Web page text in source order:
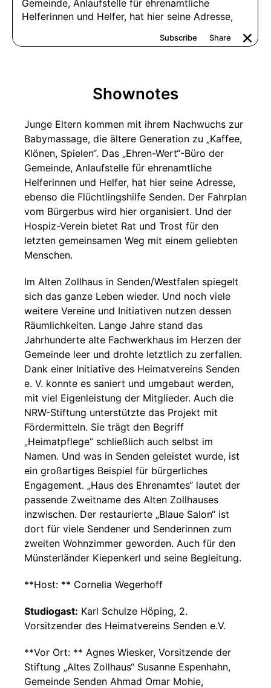
Shownotes
Junge Eltern kommen mit ihrem Nachwuchs zur
Babymassage, die ältere Generation zu „Kaffee,
Klönen, Spielen“. Das „Ehren-Wert“-Büro der
Gemeinde, Anlaufstelle für ehrenamtliche
Helferinnen und Helfer, hat hier seine Adresse,
ebenso die Flüchtlingshilfe Senden. Der Fahrplan
vom Bürgerbus wird hier organisiert. Und der
Hospiz-Verein bietet Rat und Trost für den
letzten gemeinsamen Weg mit einem geliebten
Menschen.
Im Alten Zollhaus in Senden/Westfalen spiegelt
sich das ganze Leben wieder. Und noch viele
weitere Vereine und Initiativen nutzen dessen
Räumlichkeiten. Lange Jahre stand das
Jahrhunderte alte Fachwerkhaus im Herzen der
Gemeinde leer und drohte letztlich zu zerfallen.
Dank einer Initiative des Heimatvereins Senden
e. V. konnte es saniert und umgebaut werden,
mit viel Eigenleistung der Mitglieder. Auch die
NRW-Stiftung unterstützte das Projekt mit
Fördermitteln. Sie trägt den Begriff
„Heimatpflege“ schließlich auch selbst im
Namen. Und was in Senden geleistet wurde, ist
ein großartiges Beispiel für bürgerliches
Engagement. „Haus des Ehrenamtes“ lautet der
passende Zweitname des Alten Zollhauses
inzwischen. Der restaurierte „Blaue Salon“ ist
dort für viele Sendener und Senderinnen zum
zweiten Wohnzimmer geworden. Auch für den
Münsterländer Kiepenkerl und seine Begleitung.
**Host: ** Cornelia Wegerhoff
Studiogast: Karl Schulze Höping, 2.
Vorsitzender des Heimatvereins Senden e.V.
**Vor Ort: ** Agnes Wiesker, Vorsitzende der
Stiftung „Altes Zollhaus“ Susanne Espenhahn,
Gemeinde Senden Ahmad Omar Mohie,